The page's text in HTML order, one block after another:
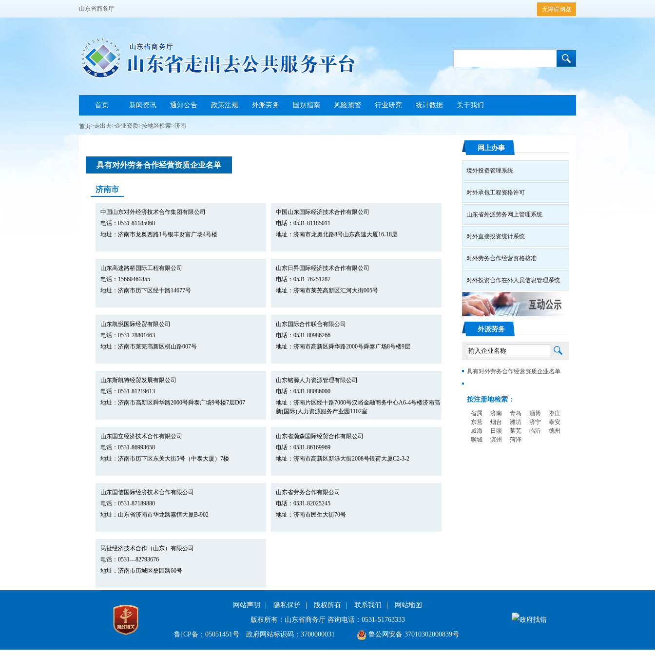
无障碍浏览
山东省商务厅
首页 新闻资讯 通知公告 政策法规 外派劳务 国别指南 风险预警 行业研究 统计数据 关于我们
首页>走出去>企业资质>按地区检索>济南
具有对外劳务合作经营资质企业名单
济南市
中国山东对外经济技术合作集团有限公司
电话：0531-81185068
地址：济南市龙奥西路1号银丰财富广场4号楼
中国山东国际经济技术合作有限公司
电话：0531-81185011
地址：济南市龙奥北路8号山东高速大厦16-18层
山东高速路桥国际工程有限公司
电话：15660461855
地址：济南市历下区经十路14677号
山东日昇国际经济技术合作有限公司
电话：0531-76251287
地址：济南市莱芜高新区汇河大街005号
山东凯悦国际经贸有限公司
电话：0531-78801663
地址：济南市莱芜高新区棋山路007号
山东国际合作联合有限公司
电话：0531-80986266
地址：济南市高新区舜华路2000号舜泰广场8号楼9层
山东斯凯特经贸发展有限公司
电话：0531-81219613
地址：济南市高新区舜华路2000号舜泰广场9号楼7层D07
山东铭源人力资源管理有限公司
电话：0531-88086000
地址：济南片区经十路7000号汉峪金融商务中心A6-4号楼济南高
新(国际)人力资源服务产业园1102室
山东国立经济技术合作有限公司
电话：0531-86993658
地址：济南市历下区东关大街5号（中泰大厦）7楼
山东省瀚森国际经贸合作有限公司
电话：0531-86169969
地址：济南市高新区新泺大街2008号银荷大厦C2-3-2
山东国信国际经济技术合作有限公司
电话：0531-87189880
地址：山东省济南市华龙路嘉恒大厦B-902
山东省劳务合作有限公司
电话：0531-82025245
地址：济南市民生大街70号
民祉经济技术合作（山东）有限公司
电话：0531—82793676
地址：济南市历城区桑园路60号
网上办事
境外投资管理系统
对外承包工程资格许可
山东省外派劳务网上管理系统
对外直接投资统计系统
对外劳务合作经营资格核准
对外投资合作在外人员信息管理系统
外派劳务
具有对外劳务合作经营资质企业名单
按注册地检索：
省属 济南 青岛 淄博
枣庄
东营
烟台 潍坊 济宁
泰安
威海
日照 莱芜 临沂
德州
聊城
滨州 菏泽
网站声明 隐私保护 版权所有 联系我们
网站地图
版权所有：山东省商务厅 咨询电话：0531-51763333
鲁ICP备：05051451号
政府网站标识码：3700000031 鲁公网安备 37010302000839号